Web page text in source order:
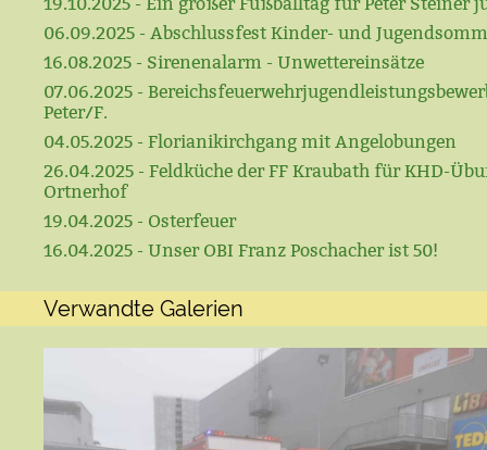
06.09.2025 - Abschlussfest Kinder- und
16.08.2025 - Sirenenalarm - Unwettereinsätze
07.06.2025 -
Peter/F.
04.05.2025 - Florianikirchgang mit Angelobungen
26.04.2025 - Feldküche der FF Kraubath für KHD-
Ortnerhof
19.04.2025 - Osterfeuer
16.04.2025 - Unser OBI Franz Poschacher ist 50!
Verwandte Galerien